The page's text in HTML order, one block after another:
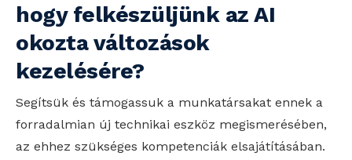
hogy felkészüljünk az AI
okozta változások
kezelésére?
Segítsük és támogassuk a munkatársakat ennek a
forradalmian új technikai eszköz megismerésében,
az ehhez szükséges kompetenciák elsajátításában.